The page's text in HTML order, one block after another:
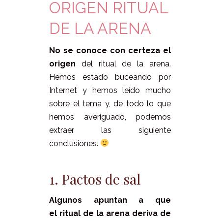
ORIGEN RITUAL
DE LA ARENA
No se conoce con certeza el
origen del ritual de la arena.
Hemos estado buceando por
Internet y hemos leído mucho
sobre el tema y, de todo lo que
hemos averiguado, podemos
extraer las siguiente
conclusiones.
1. Pactos de sal
Algunos apuntan a que
el ritual de la arena deriva de